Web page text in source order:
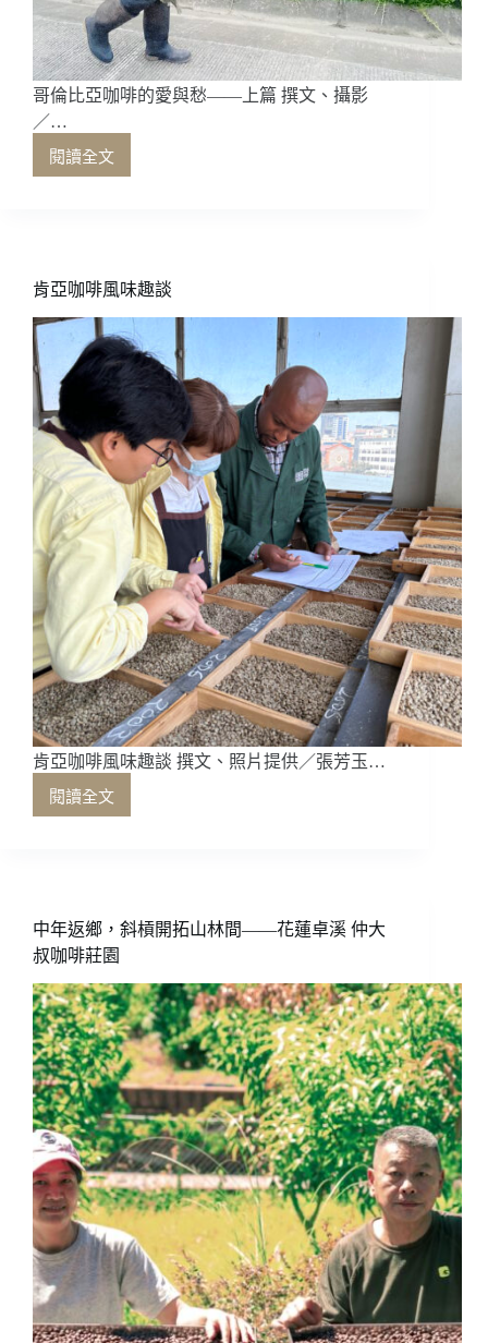
哥倫比亞咖啡的愛與愁——上篇 撰文、攝影
／…
閱讀全文
哥
啡
的
愛
與
愁
篇
肯亞咖啡風味趣談
肯亞咖啡風味趣談 撰文、照片提供／張芳玉…
閱讀全文
肯
味
趣
談
中年返鄉，斜槓開拓山林間——花蓮卓溪 仲大
叔咖啡莊園